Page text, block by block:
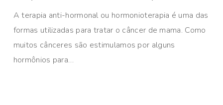
A terapia anti-hormonal ou hormonioterapia é uma das
formas utilizadas para tratar o câncer de mama. Como
muitos cânceres são estimulamos por alguns
hormônios para…